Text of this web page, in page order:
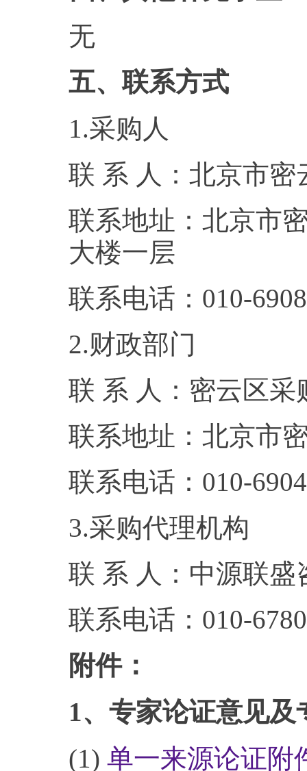
无
五、联系方式
1.采购人
联 系 人：北京市密
联系地址：北京市
大楼一层
联系电话：010-
2.财政部门
联 系 人：密云区采
联系地址：北京市
联系电话：010-
3.采购代理机构
联 系 人：中源联
联系电话：010-
附件：
1、专家论证意见
(1) 单一来源论证附